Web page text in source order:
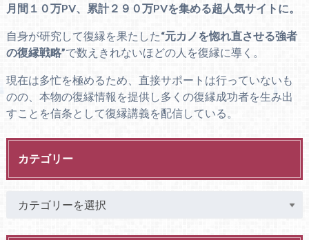
月間１０万PV、累計２９０万PVを集める超人気サイトに。
自身が研究して復縁を果たした“元カノを惚れ直させる強者
の復縁戦略”で数えきれないほどの人を復縁に導く。
現在は多忙を極めるため、直接サポートは行っていないも
のの、本物の復縁情報を提供し多くの復縁成功者を生み出
すことを信条として復縁講義を配信している。
カテゴリー